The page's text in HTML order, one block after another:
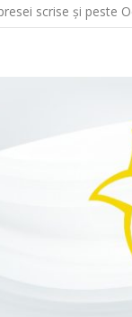
scrise şi peste